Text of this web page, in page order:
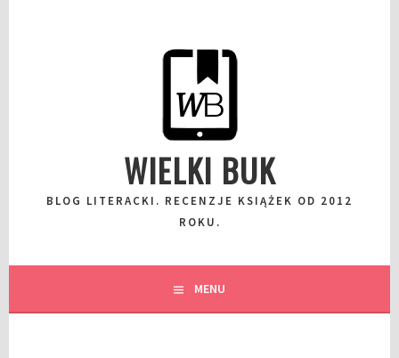
WIELKI BUK
BLOG LITERACKI. RECENZJE KSIĄŻEK OD 2012
ROKU.
MENU